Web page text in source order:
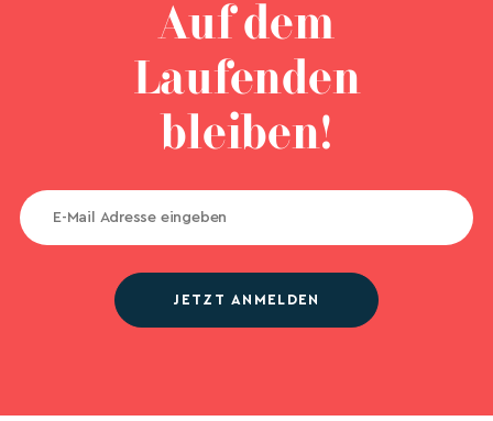
Auf dem
Laufenden
bleiben!
JETZT ANMELDEN